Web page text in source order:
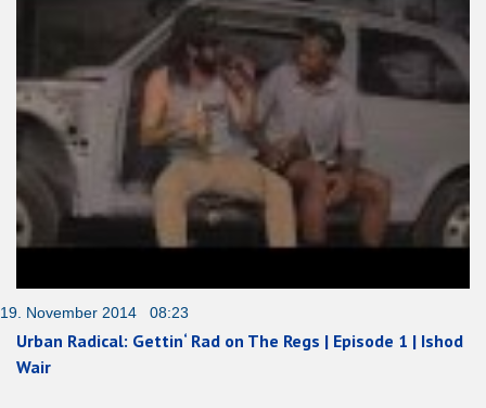
19. November 2014 08:23
Urban Radical: Gettin‘ Rad on The Regs | Episode 1 | Ishod
Wair